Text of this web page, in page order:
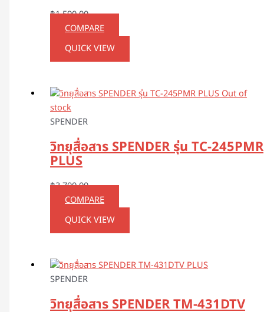
฿1,590.00
COMPARE
QUICK VIEW
Out of
stock
SPENDER
วิทยุสื่อสาร SPENDER รุ่น TC-245PMR
PLUS
฿3,700.00
COMPARE
QUICK VIEW
SPENDER
วิทยุสื่อสาร SPENDER TM-431DTV